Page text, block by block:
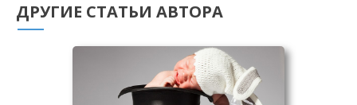
ДРУГИЕ СТАТЬИ АВТОРА